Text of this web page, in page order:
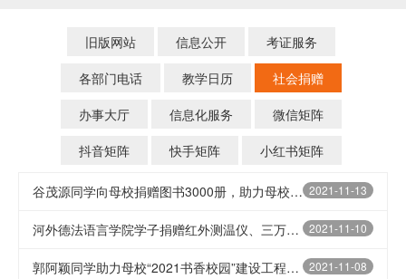
旧版网站 信息公开
考证服务
各部门电话
教学日历
社会捐赠
办事大厅
信息化服务
微信矩阵
抖音矩阵
快手矩阵 小红书矩阵
2021-11-13
谷茂源同学向母校捐赠图书3000册，助力母校“2021书香校园”建设工程
2021-11-10
河外德法语言学院学子捐赠红外测温仪、三万余zhi口罩等价值五万余元防疫物资
2021-11-08
郭阿颖同学助力母校“2021书香校园”建设工程，用读好书为校园防疫作贡献